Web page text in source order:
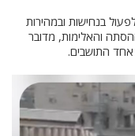
בנחישות ובמהירות
והאלימות, מדובר
התושבים.